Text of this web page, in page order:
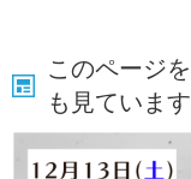
このページ
も見ています